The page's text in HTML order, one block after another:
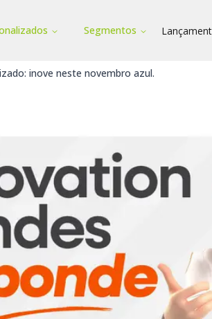
Segmentos
inove neste novembro azul.